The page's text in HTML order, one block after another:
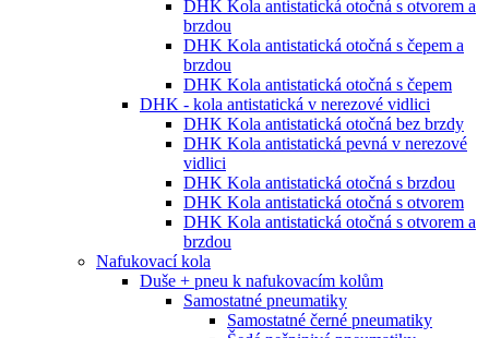
DHK Kola antistatická otočná s otvorem a
brzdou
DHK Kola antistatická otočná s čepem a
brzdou
DHK Kola antistatická otočná s čepem
DHK - kola antistatická v nerezové vidlici
DHK Kola antistatická otočná bez brzdy
DHK Kola antistatická pevná v nerezové
vidlici
DHK Kola antistatická otočná s brzdou
DHK Kola antistatická otočná s otvorem
DHK Kola antistatická otočná s otvorem a
brzdou
Nafukovací kola
Duše + pneu k nafukovacím kolům
Samostatné pneumatiky
Samostatné černé pneumatiky